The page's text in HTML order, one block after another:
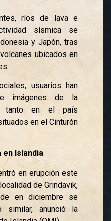
ríos de lava e
sísmica se
y Japón, tras
ubicados en
usuarios han
imágenes de la
tanto en el país
en el Cinturón
en Islandia
en erupción este
de Grindavik,
en diciembre se
similar, anunció la